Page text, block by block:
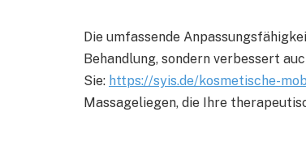
Die umfassende
Behandlung, sondern verbessert
Sie: https://syis.de/kosmetische-
Massageliegen, die Ihre